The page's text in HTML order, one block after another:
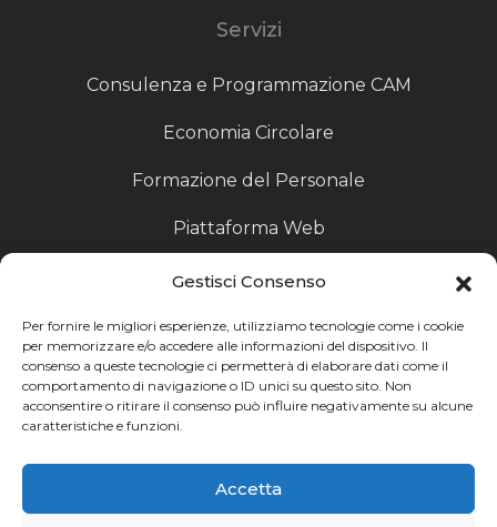
Gestisci Consenso
Per fornire le migliori esperienze, utilizziamo tecnologie come i cookie
per memorizzare e/o accedere alle informazioni del dispositivo. Il
consenso a queste tecnologie ci permetterà di elaborare dati come il
comportamento di navigazione o ID unici su questo sito. Non
acconsentire o ritirare il consenso può influire negativamente su alcune
caratteristiche e funzioni.
Accetta
Servizi
Consulenza e Programmazione CAM
Economia Circolare
Formazione del Personale
Piattaforma Web
Scouting fornitori
Produzione Particolari
Raccoglitori di Fine Linea
Ricerca
Ricerca avanzata
Catalogo fornitori